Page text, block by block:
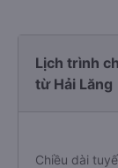
Lịch trình
từ Hải Lăng
Chiều dài